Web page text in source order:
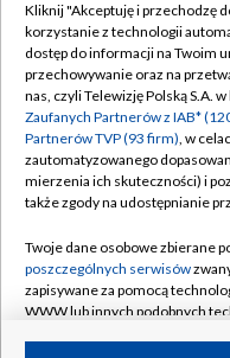
Abonament TVP
Emisja w TVP
Centrum informacji
Naziemna Telewizja
Rada Programowa
System NOS
Informacje o nadawcy
Kliknij "Akceptuję i przechodzę
korzystanie z technologii
dostęp do informacji na Twoim
przechowywanie oraz na
nas, czyli Telewizję Polską S.A.
Zaufanych Partnerów z IAB*
Partnerów TVP (93 firm), w
zautomatyzowanego
mierzenia ich skuteczności) i
także zgody na udostępnianie
Twoje dane osobowe zbierane
poszczególnych serwisów
zapisywane za pomocą
WWW lub innych podobnych